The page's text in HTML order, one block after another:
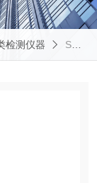
检测仪器 SS-3060HD 高低温鬆弛蠕变试验机